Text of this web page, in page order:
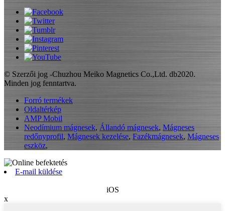
© Szerzői jog -Chuzhou Meiko Magnetics Co.,Ltd. db2020.
Minden jog fenntartva.
Forró termékek
Oldaltérkép
AMP Mobil
Neodímium mágnesek, Állandó mágnesek, Mágneses
redőnyprofil, Mágnesek kezelése, Fazékmágnesek, Mágneses
eszköz,
E-mail küldése
iOS
x